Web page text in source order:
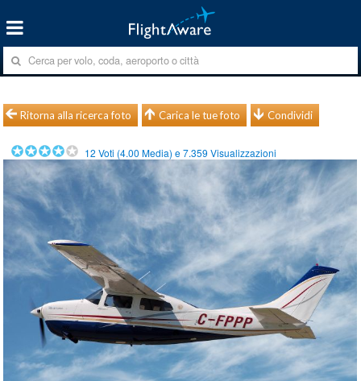
Ritorna alla ricerca foto Carica le tue foto Condividi
12 Voti (4.00 Media) e7.359 Visualizzazioni